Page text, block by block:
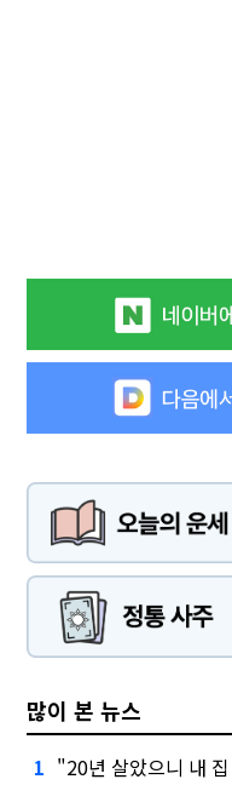
많이 본 뉴스
1 "20년 살았으니 내